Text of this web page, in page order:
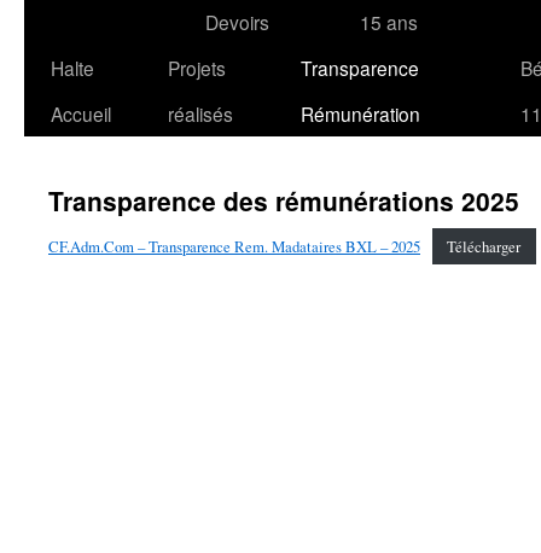
Devoirs
15 ans
Halte
Accueil
Projets
réalisés
Transparence
Rémunération
Transparence des rémunérations 2025
CF.Adm.Com – Transparence Rem. Madataires BXL – 2025 Télécharger